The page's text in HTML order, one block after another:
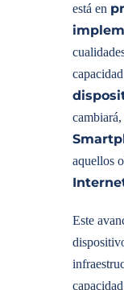
está en
aquellos
Este